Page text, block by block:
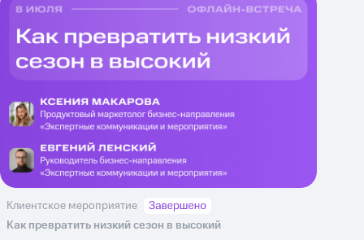
Клиентское мероприятие
Как превратить низкий сезон в высокий